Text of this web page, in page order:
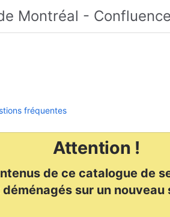
fréquentes
Attention !
de ce catalogue de
sur un nouveau